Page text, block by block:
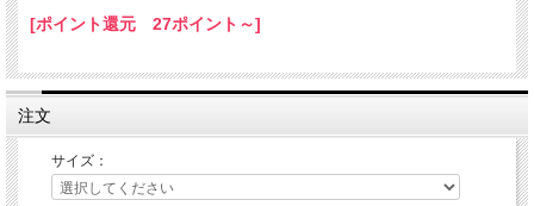
[ポイント還元 27ポイント～]
注文
サイズ：